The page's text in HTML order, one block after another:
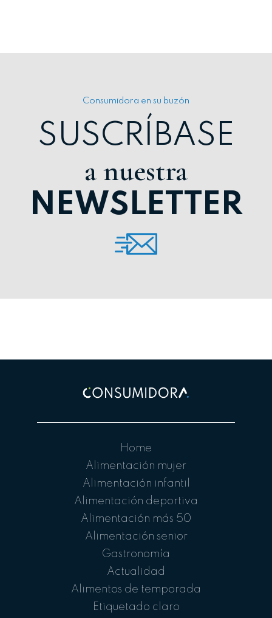
Consumidora en su buzón
SUSCRÍBASE
a nuestra
NEWSLETTER
Home
Alimentación mujer
Alimentación infantil
Alimentación deportiva
Alimentación más 50
Alimentación senior
Gastronomía
Actualidad
Alimentos de temporada
Etiquetado claro